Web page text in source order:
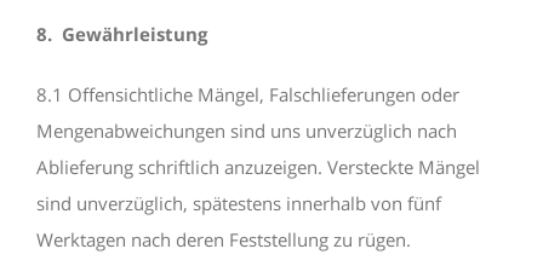
8. Gewährleistung
8.1 Offensichtliche Mängel, Falschlieferungen oder
Mengenabweichungen sind uns unverzüglich nach
Ablieferung schriftlich anzuzeigen. Versteckte Mängel
sind unverzüglich, spätestens innerhalb von fünf
Werktagen nach deren Feststellung zu rügen.